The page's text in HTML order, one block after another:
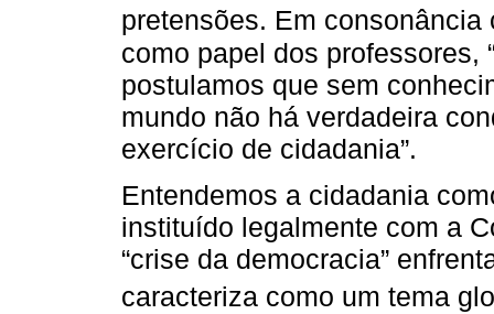
pretensões. Em
como papel dos professores,
postulamos que sem
mundo não há verdadeira
exercício de cidadania”.
Entendemos a cidadania
instituído legalmente com a
“crise da democracia”
caracteriza como um tema